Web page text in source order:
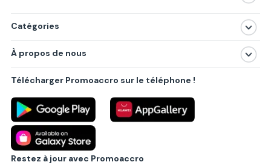
Catégories
Produits
Villes principales
À propos de nous
Politique de confidentialité
Règlements
Partenariat B2B
Blog
Contact
Télécharger Promoaccro sur le téléphone !
Restez à jour avec Promoaccro